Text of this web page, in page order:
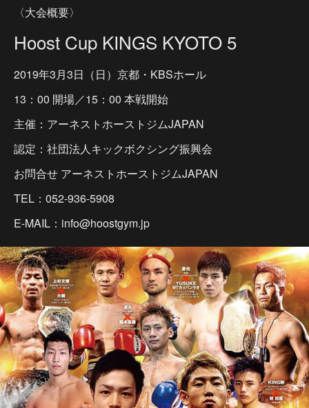
〈大会概要〉
Hoost Cup KINGS KYOTO 5
2019年3月3日（日）京都・KBSホール
13：00 開場／15：00 本戦開始
主催：アーネストホーストジムJAPAN
認定：社団法人キックボクシング振興会
お問合せ アーネストホーストジムJAPAN
TEL：052-936-5908
E-MAIL：info@hoostgym.jp